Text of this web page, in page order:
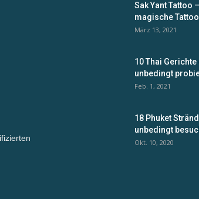
Sak Yant Tattoo
magische
März 13, 2021
10 Thai Gerichte
unbedingt
Feb. 1, 2021
18 Phuket
unbedingt
Okt. 10, 2020